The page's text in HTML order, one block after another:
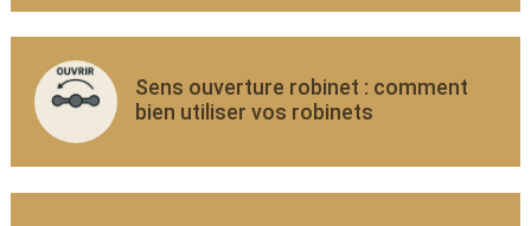
Sens ouverture robinet : comment
bien utiliser vos robinets